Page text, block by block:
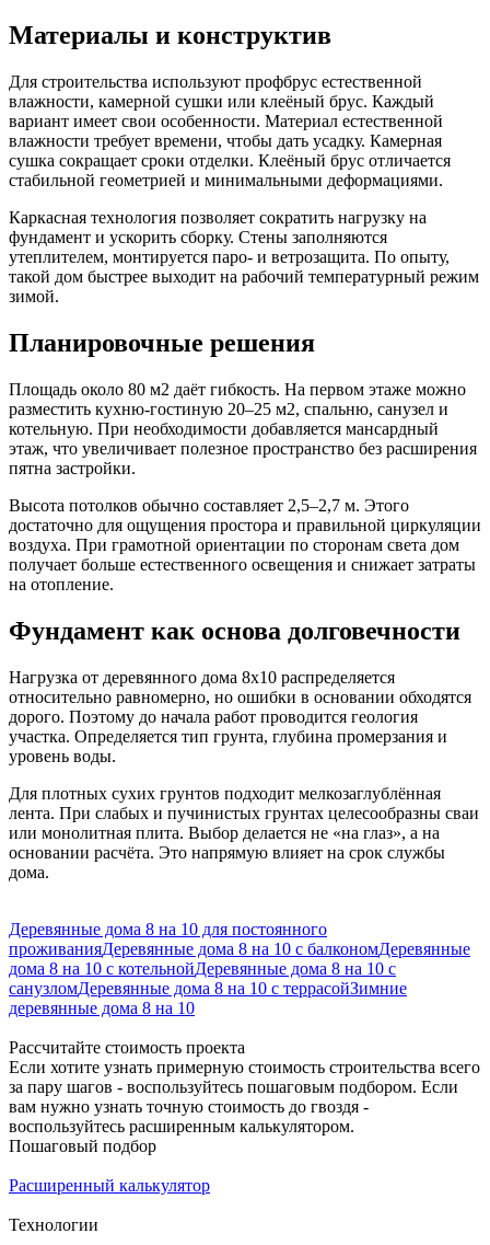
Материалы и конструктив
Для строительства используют профбрус естественной
влажности, камерной сушки или клеёный брус. Каждый
вариант имеет свои особенности. Материал естественной
влажности требует времени, чтобы дать усадку. Камерная
сушка сокращает сроки отделки. Клеёный брус отличается
стабильной геометрией и минимальными деформациями.
Каркасная технология позволяет сократить нагрузку на
фундамент и ускорить сборку. Стены заполняются
утеплителем, монтируется паро- и ветрозащита. По опыту,
такой дом быстрее выходит на рабочий температурный режим
зимой.
Планировочные решения
Площадь около 80 м2 даёт гибкость. На первом этаже можно
разместить кухню-гостиную 20–25 м2, спальню, санузел и
котельную. При необходимости добавляется мансардный
этаж, что увеличивает полезное пространство без расширения
пятна застройки.
Высота потолков обычно составляет 2,5–2,7 м. Этого
достаточно для ощущения простора и правильной циркуляции
воздуха. При грамотной ориентации по сторонам света дом
получает больше естественного освещения и снижает затраты
на отопление.
Фундамент как основа долговечности
Нагрузка от деревянного дома 8х10 распределяется
относительно равномерно, но ошибки в основании обходятся
дорого. Поэтому до начала работ проводится геология
участка. Определяется тип грунта, глубина промерзания и
уровень воды.
Для плотных сухих грунтов подходит мелкозаглублённая
лента. При слабых и пучинистых грунтах целесообразны сваи
или монолитная плита. Выбор делается не «на глаз», а на
основании расчёта. Это напрямую влияет на срок службы
дома.
Деревянные дома 8 на 10 для постоянного
проживанияДеревянные дома 8 на 10 с балкономДеревянные
дома 8 на 10 с котельнойДеревянные дома 8 на 10 с
санузломДеревянные дома 8 на 10 с террасойЗимние
деревянные дома 8 на 10
Рассчитайте стоимость проекта
Если хотите узнать примерную стоимость строительства всего
за пару шагов - воспользуйтесь пошаговым подбором. Если
вам нужно узнать точную стоимость до гвоздя -
воспользуйтесь расширенным калькулятором.
Пошаговый подбор
Расширенный калькулятор
Технологии